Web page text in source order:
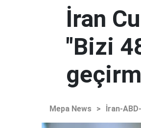
İran
"Bizi
Mepa News > İran-